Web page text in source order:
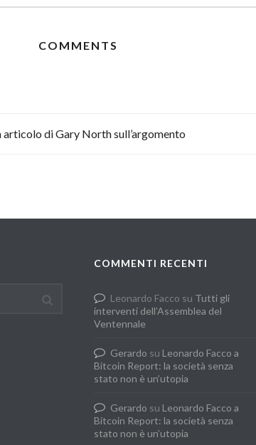
COMMENTS
articolo di Gary North sull’argomento
COMMENTI RECENTI
Leonardo Facco su Tutti gli
interventi dell’Assemblea del
Ventennale
Gerardo su Leonardo Facco a
Bitcoin Report: la società senza
stato non è un’utopia
Gerardo su Leonardo Facco a
Bitcoin Report: la società senza
stato non è un’utopia